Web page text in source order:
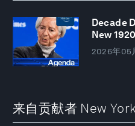
Decade
New
2026年05
来自贡献者 New